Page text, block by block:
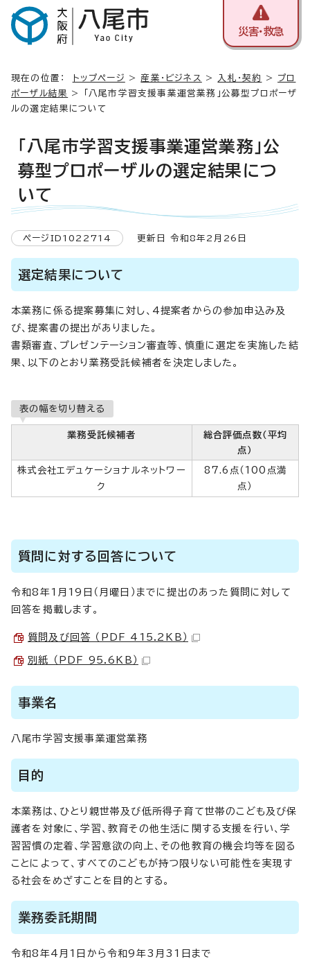
災害・救急
現在の位置： トップページ > 産業・ビジネス > 入札・契約 > プロ
ポーザル結果
> 「八尾市学習支援事業運営業務」公募型プロポーザ
ルの選定結果について
「八尾市学習支援事業運営業務」公
募型プロポーザルの選定結果につ
いて
ページID1022714 更新日 令和8年2月26日
選定結果について
本業務に係る提案募集に対し、4提案者からの参加申込み及
び、提案書の提出がありました。
書類審査、プレゼンテーション審査等、慎重に選定を実施した結
果、以下のとおり業務受託候補者を決定しました。
表の幅を切り替える
業務受託候補者
総合評価点数（平均
点）
株式会社エデュケーショナルネットワー
ク
87.6点（100点満
点）
質問に対する回答について
令和8年1月19日（月曜日）までに提出のあった質問に対して
回答を掲載します。
質問及び回答 （PDF 415.2KB）
別紙 （PDF 95.6KB）
事業名
八尾市学習支援事業運営業務
目的
本業務は、ひとり親世帯及び低所得子育て世帯のこども及び保
護者を対象に、学習、教育その他生活に関する支援を行い、学
習習慣の定着、学習意欲の向上、その他教育の機会均等を図る
ことによって、すべてのこどもが持つ限りない可能性を実現す
る社会をめざすことを目的とする。
業務委託期間
令和8年4月1日から令和9年3月31日まで